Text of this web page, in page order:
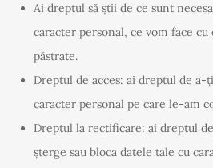
Ai dreptul să știi de ce sunt
caracter personal, ce vom face
păstrate.
Dreptul de acces: ai dreptul de a-
caracter personal pe care le-am
Dreptul la rectificare: ai dreptul
șterge sau bloca datele tale cu